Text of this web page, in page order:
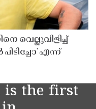
വെല്ലുവിളിച്ച്
എന്ന്
is the first